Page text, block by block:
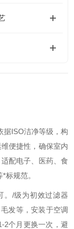
据ISO洁净等级，构
便捷性，确保室内
配电子、医药、食
*标规范。
。 /级为初效过滤器
发等，安装于空调
2个月更换一次，避